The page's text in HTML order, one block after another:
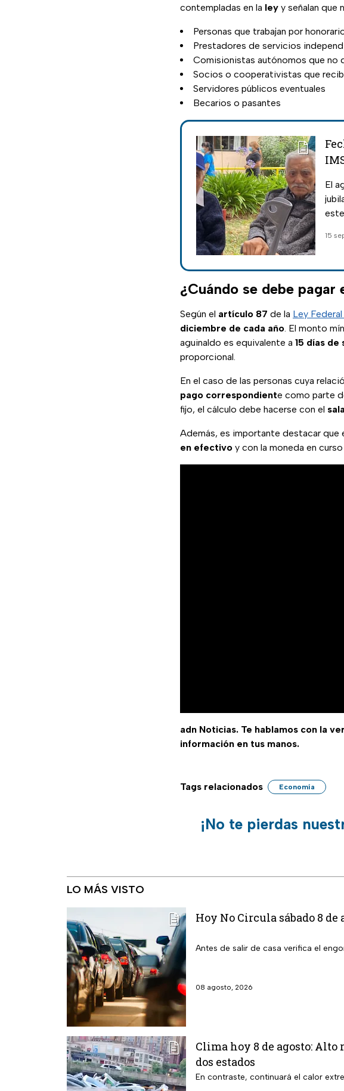
contempladas en la ley y señalan que
Personas que trabajan por
Prestadores de servicios
Comisionistas autónomos que no
Socios o cooperativistas que
Servidores públicos eventuales
Becarios o pasantes
El
15
¿Cuándo se debe pagar
Según el artículo 87 de la Ley
diciembre de cada año. El monto
aguinaldo es equivalente a 15 días de
proporcional.
En el caso de las personas cuya
pago correspondiente como parte
fijo, el cálculo debe hacerse con el
Además, es importante destacar que
en efectivo y con la moneda en curso
adn Noticias. Te hablamos con la
información en tus manos.
Tags relacionados Economía
¡No te pierdas
LO MÁS VISTO
Hoy No Circula sábado 8
Antes de salir de casa verifica el
08 agosto, 2026
Clima hoy 8 de agosto:
dos estados
En contraste, continuará el calor